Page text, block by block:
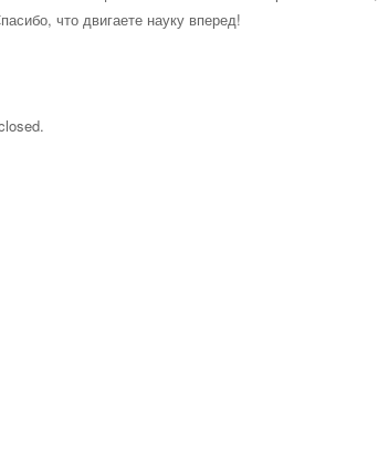
что двигаете науку вперед!